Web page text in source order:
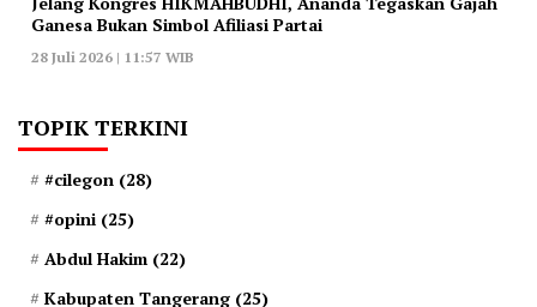
Ganesa Bukan Simbol Afiliasi Partai
28 Juli 2026 | 11:57 WIB
TOPIK TERKINI
#cilegon (28)
#opini (25)
Abdul Hakim (22)
Kabupaten Tangerang (25)